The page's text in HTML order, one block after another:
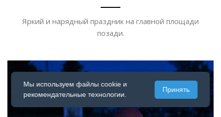
Яркий и нарядный праздник на главной площади
позади.
Мы используем файлы cookie и
рекомендательные технологии.
Принять